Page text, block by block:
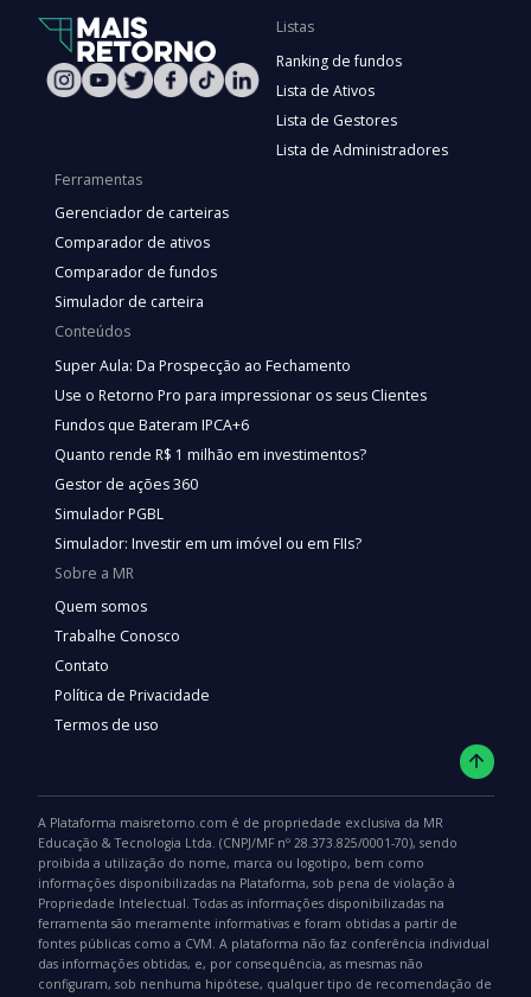
Listas
Ranking de fundos
Lista de Ativos
Lista de Gestores
Lista de Administradores
Ferramentas
Gerenciador de carteiras
Comparador de ativos
Comparador de fundos
Simulador de carteira
Conteúdos
Super Aula: Da Prospecção ao Fechamento
Use o Retorno Pro para impressionar os seus Clientes
Fundos que Bateram IPCA+6
Quanto rende R$ 1 milhão em investimentos?
Gestor de ações 360
Simulador PGBL
Simulador: Investir em um imóvel ou em FIIs?
Sobre a MR
Quem somos
Trabalhe Conosco
Contato
Política de Privacidade
Termos de uso
A Plataforma maisretorno.com é de propriedade exclusiva da MR
Educação & Tecnologia Ltda. (CNPJ/MF nº 28.373.825/0001-70), sendo
proibida a utilização do nome, marca ou logotipo, bem como
informações disponibilizadas na Plataforma, sob pena de violação à
Propriedade Intelectual. Todas as informações disponibilizadas na
ferramenta são meramente informativas e foram obtidas a partir de
fontes públicas como a CVM. A plataforma não faz conferência individual
das informações obtidas, e, por consequência, as mesmas não
configuram, sob nenhuma hipótese, qualquer tipo de recomendação de